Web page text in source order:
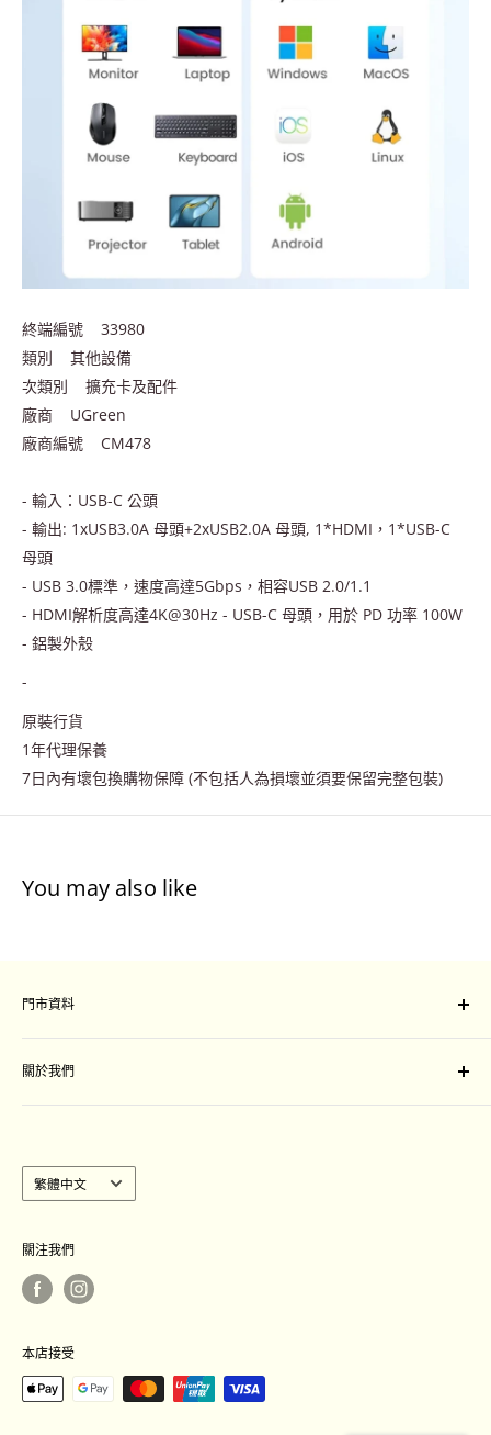
終端編號 33980
類別 其他設備
次類別 擴充卡及配件
廠商 UGreen
廠商編號 CM478
- 輸入：USB-C 公頭
- 輸出: 1xUSB3.0A 母頭+2xUSB2.0A 母頭, 1*HDMI，1*USB-C
母頭
- USB 3.0標準，速度高達5Gbps，相容USB 2.0/1.1
- HDMI解析度高達4K@30Hz - USB-C 母頭，用於 PD 功率 100W
- 鋁製外殼
-
原裝行貨
1年代理保養
7日內有壞包換購物保障 (不包括人為損壞並須要保留完整包裝)
You may also like
門市資料
門市地址：
旺角山東街47-51號星際城市一樓109-111 號舖
Unit 109-111, Sim City, 47-51 Shan Tung Street, Mong
營業時間 :
關於我們
付款及運送安排
聯絡我們
言
Language
繁體中文
關注我們
本店接受